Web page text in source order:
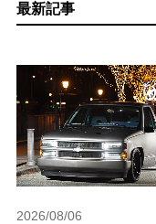
最新記事
2026/08/06